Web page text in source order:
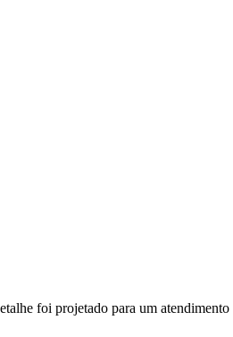
foi projetado para um